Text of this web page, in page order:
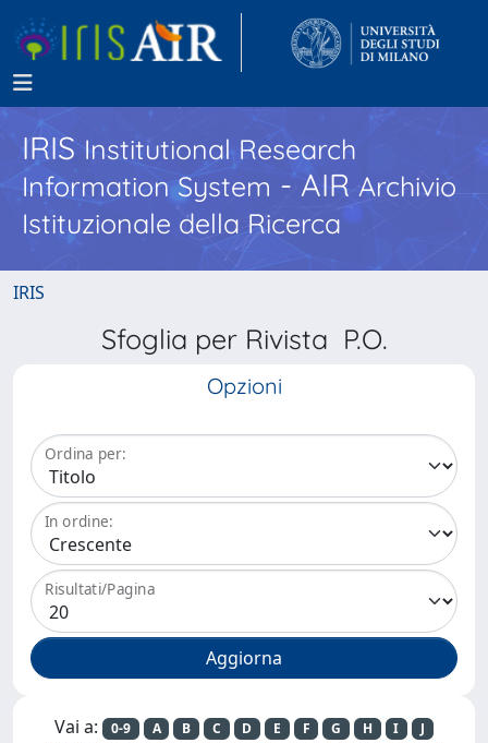
IRISInstitutional Research
Information System - AIR Archivio
Istituzionale della Ricerca
IRIS
Sfoglia per Rivista P.O.
Opzioni
Ordina per:
In ordine:
Risultati/Pagina
Vai a: 0-9 A B C D E F G H I
J